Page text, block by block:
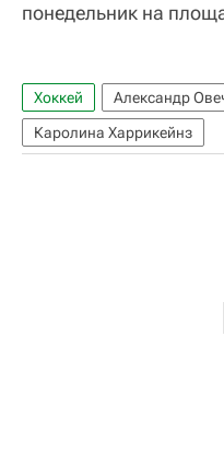
понедельник на
Хоккей Александр
Каролина Харрикейнз